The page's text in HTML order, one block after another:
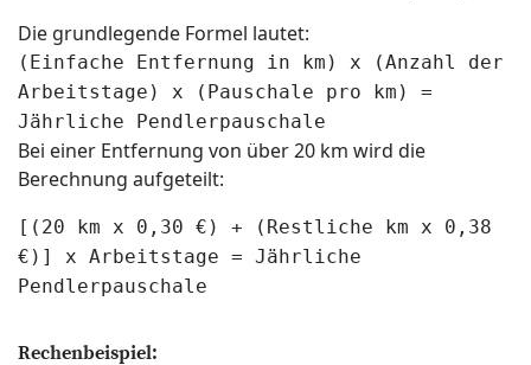
Die grundlegende Formel lautet:
(Einfache Entfernung in km) x (Anzahl der
Arbeitstage) x (Pauschale pro km) =
Jährliche Pendlerpauschale
Bei einer Entfernung von über 20 km wird die
Berechnung aufgeteilt:
[(20 km x 0,30 €) + (Restliche km x 0,38
€)] x Arbeitstage = Jährliche
Pendlerpauschale
Rechenbeispiel: